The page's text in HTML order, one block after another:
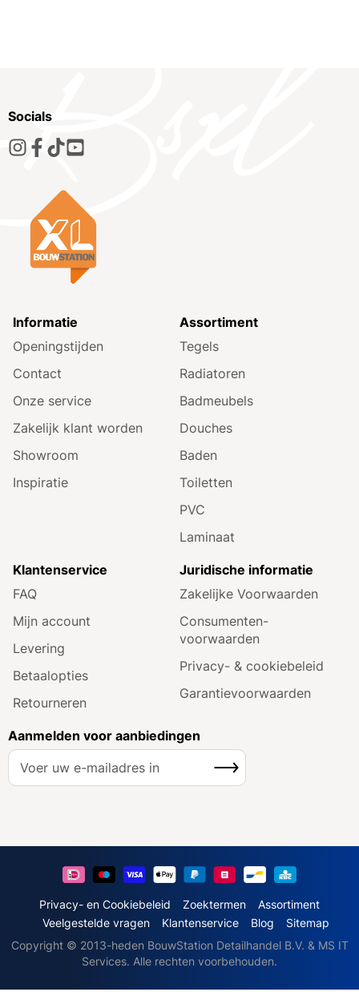
Socials
Informatie
Openingstijden
Contact
Onze service
Zakelijk klant worden
Showroom
Inspiratie
Assortiment
Tegels
Radiatoren
Badmeubels
Douches
Baden
Toiletten
PVC
Laminaat
Klantenservice
FAQ
Mijn account
Levering
Betaalopties
Retourneren
Juridische informatie
Zakelijke Voorwaarden
Consumenten­
voorwaarden
Privacy- & cookiebeleid
Garantie­voorwaarden
Aanmelden voor aanbiedingen
A
e
o
z
Inschrijven
Privacy- en Cookiebeleid Zoektermen
Assortiment
Veelgestelde vragen
Klantenservice Blog
Sitemap
Copyright © 2013-heden BouwStation Detailhandel B.V. & MS IT
Services. Alle rechten voorbehouden.